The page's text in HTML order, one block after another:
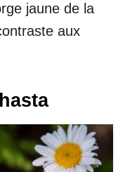
jaune de la
aux